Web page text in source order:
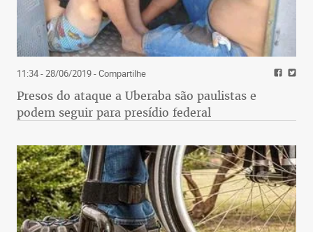
11:34 - 28/06/2019- Compartilhe
Presos do ataque a Uberaba são paulistas e
podem seguir para presídio federal